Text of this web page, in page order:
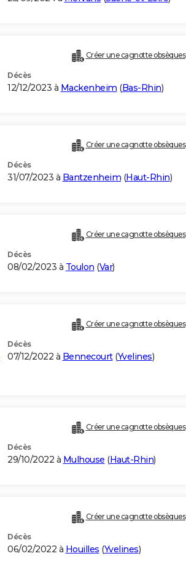
Créer une cagnotte obsèques
Décès
12/12/2023 à Mackenheim (Bas-Rhin)
Créer une cagnotte obsèques
Décès
31/07/2023 à Bantzenheim (Haut-Rhin)
Créer une cagnotte obsèques
Décès
08/02/2023 à Toulon (Var)
Créer une cagnotte obsèques
Décès
07/12/2022 à Bennecourt(Yvelines)
Créer une cagnotte obsèques
Décès
29/10/2022 à Mulhouse (Haut-Rhin)
Créer une cagnotte obsèques
Décès
06/02/2022 à Houilles (Yvelines)